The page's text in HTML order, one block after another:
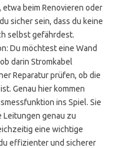
beim Renovieren oder
sicher sein, dass du keine
selbst gefährdest.
Du möchtest eine Wand
darin Stromkabel
Reparatur prüfen, ob die
Genau hier kommen
ins Spiel. Sie
Leitungen genau zu
eine wichtige
effizienter und sicherer